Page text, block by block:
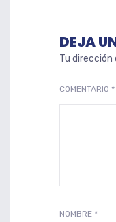
DEJA
Tu dirección
COMENTARIO *
NOMBRE *